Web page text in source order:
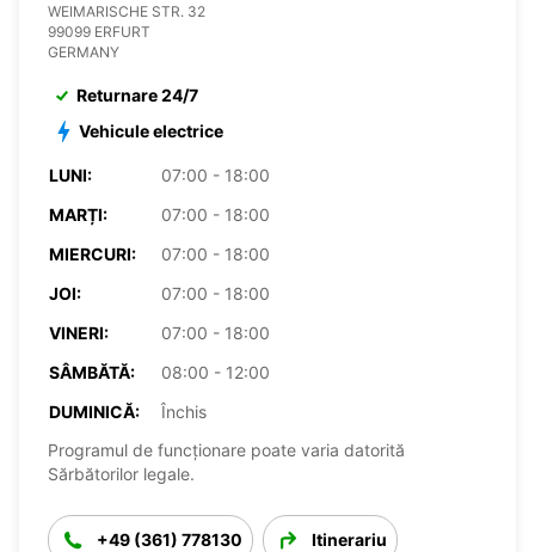
WEIMARISCHE STR. 32
99099 ERFURT
GERMANY
Returnare 24/7
Vehicule electrice
LUNI:
07:00 - 18:00
MARȚI:
07:00 - 18:00
MIERCURI:
07:00 - 18:00
JOI:
07:00 - 18:00
VINERI:
07:00 - 18:00
SÂMBĂTĂ:
08:00 - 12:00
DUMINICĂ:
Închis
Programul de funcționare poate varia datorită
Sărbătorilor legale.
+49 (361) 778130 Itinerariu